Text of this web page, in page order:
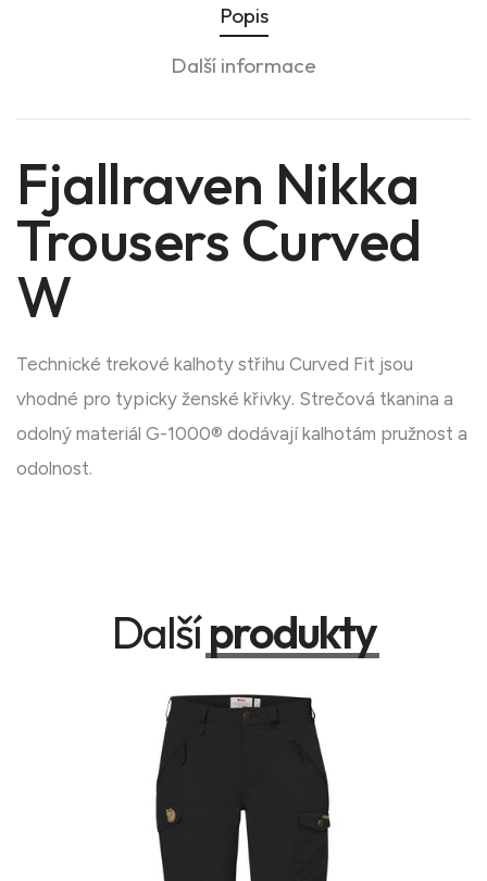
Popis
Další informace
Fjallraven Nikka
Trousers Curved
W
Technické trekové kalhoty střihu Curved Fit jsou
vhodné pro typicky ženské křivky. Strečová tkanina a
odolný materiál G-1000® dodávají kalhotám pružnost a
odolnost.
Dalšíprodukty